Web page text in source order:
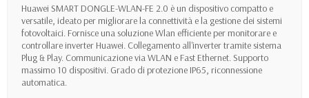
Huawei SMART DONGLE-WLAN-FE 2.0 è un dispositivo compatto e
versatile, ideato per migliorare la connettività e la gestione dei sistemi
fotovoltaici. Fornisce una soluzione Wlan efficiente per monitorare e
controllare inverter Huawei. Collegamento all'inverter tramite sistema
Plug & Play. Communicazione via WLAN e Fast Ethernet. Supporto
massimo 10 dispositivi. Grado di protezione IP65, riconnessione
automatica.